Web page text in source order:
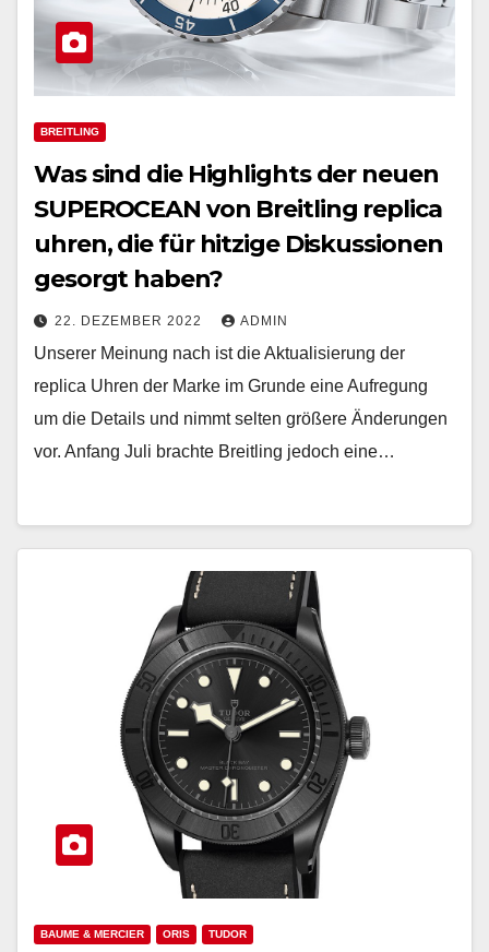
BREITLING
Was sind die Highlights der neuen
SUPEROCEAN von Breitling replica
uhren, die für hitzige Diskussionen
gesorgt haben?
22. DEZEMBER 2022 ADMIN
Unserer Meinung nach ist die Aktualisierung der
replica Uhren der Marke im Grunde eine Aufregung
um die Details und nimmt selten größere Änderungen
vor. Anfang Juli brachte Breitling jedoch eine…
BAUME & MERCIER ORIS TUDOR